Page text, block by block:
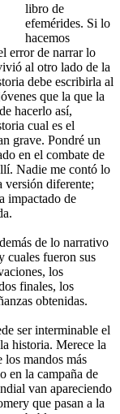
libro de
efemérides. Si lo
hacemos
error de narrar lo
al otro lado de la
debe escribirla al
que la que la
hacerlo así,
cual es el
grave. Pondré un
en el combate de
Nadie me contó lo
versión diferente;
impactado de
de lo narrativo
cuales fueron sus
los
finales, los
obtenidas.
ser interminable el
historia. Merece la
los mandos más
en la campaña de
van apareciendo
que pasan a la